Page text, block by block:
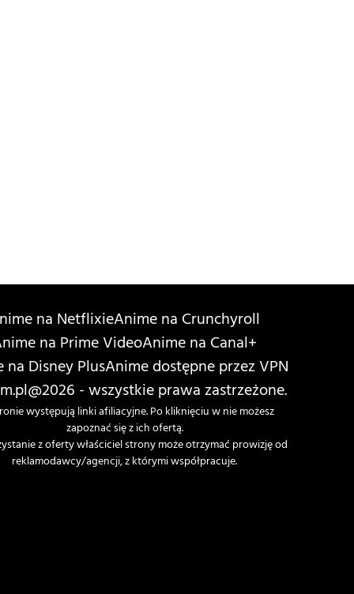
na NetflixieAnime na Crunchyroll
na Prime VideoAnime na Canal+
na Disney PlusAnime dostępne przez VPN
@2026 - wszystkie prawa zastrzeżone.
występują linki afiliacyjne. Po kliknięciu w nie możesz
zapoznać się z ich ofertą.
z oferty właściciel strony może otrzymać prowizję od
reklamodawcy/agencji, z którymi współpracuje.